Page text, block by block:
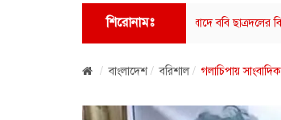
শিরোনামঃ
বিরুদ্ধে হামলার অভিযোগের প্রতিবাদে ববি ছাত্রদলের বিক্ষোভ
বাংলাদেশ বরিশাল গলাচিপায়